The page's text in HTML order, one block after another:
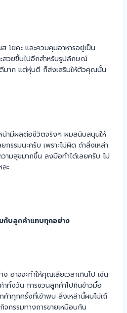
โยคะ และควบคุมอาหารอยู่เป็น
สวยขึ้นไปอีกสำหรับรูปลักษณ์
มาก แต่หุ่นดี ก็ส่งเสริมให้ตัวคุณนั้น
ามีผลต่อชีวิตจริงๆ ผมสนับสนุนให้
รรมนะครับ เพราะไม่ผิด ถ้าสิ่งเหล่า
ามสุขมากขึ้น ลงมือทำได้เลยครับ ไม่
ะ
กับลูกค้าแทบทุกอย่าง
อาจจะทำให้คุณเสียเวลาเกินไป เช่น
ทั้งวัน การชวนลูกค้าไปกินข้าวมื้อ
าทุกครั้งที่เข้าพบ สิ่งเหล่านี้ผมไม่เถึ
จกรรมทางการขายเหมือนกัน